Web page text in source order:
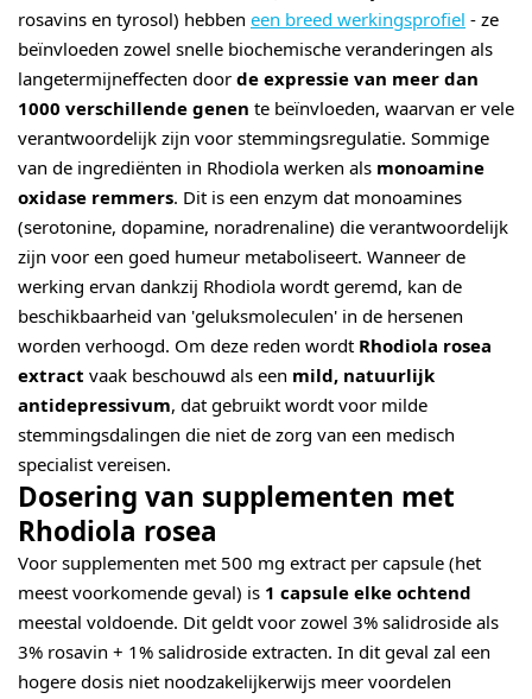
rosavins en tyrosol) hebben een breed werkingsprofiel - ze
beïnvloeden zowel snelle biochemische veranderingen als
langetermijneffecten door de expressie van meer dan
1000 verschillende genen te beïnvloeden, waarvan er vele
verantwoordelijk zijn voor stemmingsregulatie. Sommige
van de ingrediënten in Rhodiola werken als monoamine
oxidase remmers . Dit is een enzym dat monoamines
(serotonine, dopamine, noradrenaline) die verantwoordelijk
zijn voor een goed humeur metaboliseert. Wanneer de
werking ervan dankzij Rhodiola wordt geremd, kan de
beschikbaarheid van 'geluksmoleculen' in de hersenen
worden verhoogd. Om deze reden wordt Rhodiola rosea
extract vaak beschouwd als een mild, natuurlijk
antidepressivum , dat gebruikt wordt voor milde
stemmingsdalingen die niet de zorg van een medisch
specialist vereisen.
Dosering van supplementen met
Rhodiola rosea
Voor supplementen met 500 mg extract per capsule (het
meest voorkomende geval) is 1 capsule elke ochtend
meestal voldoende. Dit geldt voor zowel 3% salidroside als
3% rosavin + 1% salidroside extracten. In dit geval zal een
hogere dosis niet noodzakelijkerwijs meer voordelen